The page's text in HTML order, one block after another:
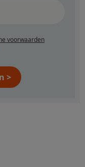
voorwaarden
>